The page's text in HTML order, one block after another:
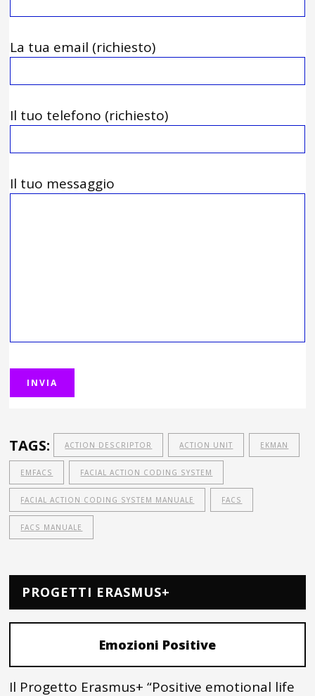
La tua email (richiesto)
Il tuo telefono (richiesto)
Il tuo messaggio
TAGS: ACTION DESCRIPTOR ACTION UNIT EKMAN
EMFACS FACIAL ACTION CODING SYSTEM
FACIAL ACTION CODING SYSTEM MANUALE FACS
FACS MANUALE
PROGETTI ERASMUS+
Emozioni Positive
Il Progetto Erasmus+ “Positive emotional life